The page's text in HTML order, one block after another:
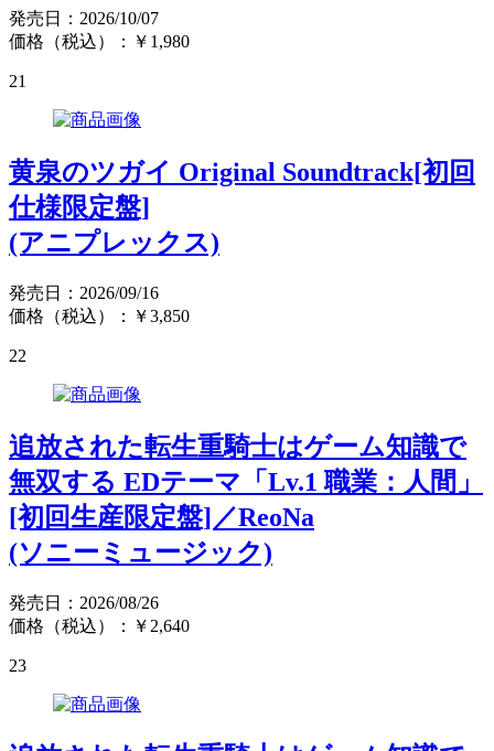
発売日：2026/10/07
価格（税込）：￥1,980
21
黄泉のツガイ Original Soundtrack[初回
仕様限定盤]
(アニプレックス)
発売日：2026/09/16
価格（税込）：￥3,850
22
追放された転生重騎士はゲーム知識で
無双する EDテーマ「Lv.1 職業：人間」
[初回生産限定盤]／ReoNa
(ソニーミュージック)
発売日：2026/08/26
価格（税込）：￥2,640
23